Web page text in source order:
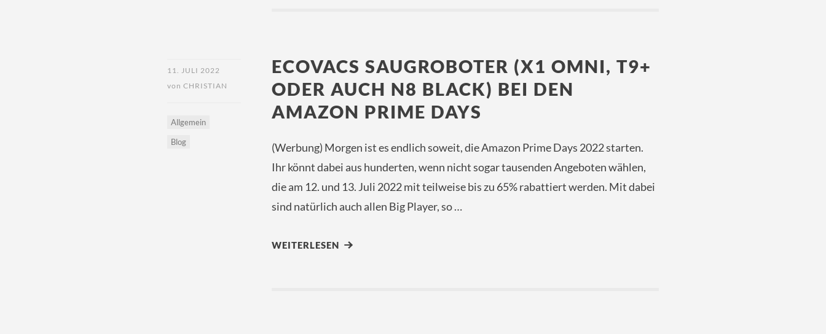
11. JULI 2022
von CHRISTIAN
Allgemein
Blog
ECOVACS SAUGROBOTER (X1 OMNI, T9+
ODER AUCH N8 BLACK) BEI DEN
AMAZON PRIME DAYS
(Werbung) Morgen ist es endlich soweit, die Amazon Prime Days 2022 starten.
Ihr könnt dabei aus hunderten, wenn nicht sogar tausenden Angeboten wählen,
die am 12. und 13. Juli 2022 mit teilweise bis zu 65% rabattiert werden. Mit dabei
sind natürlich auch allen Big Player, so …
WEITERLESEN